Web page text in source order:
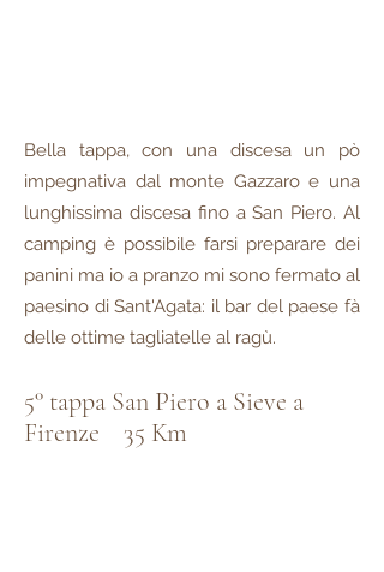
Bella tappa, con una discesa un pò
impegnativa dal monte Gazzaro e una
lunghissima discesa fino a San Piero. Al
camping è possibile farsi preparare dei
panini ma io a pranzo mi sono fermato al
paesino di Sant'Agata: il bar del paese fà
delle ottime tagliatelle al ragù.
5° tappa San Piero a Sieve a
Firenze 35 Km